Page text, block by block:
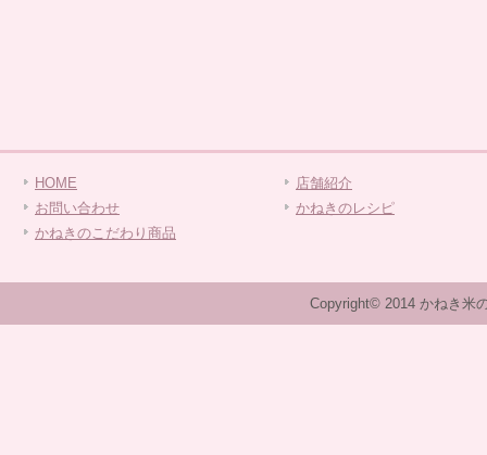
HOME
お問い合わせ
かねきのこだわり商品
店舗紹介
かねきのレシピ
Copyright© 2014 かねき米